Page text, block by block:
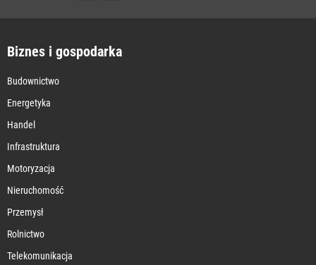
Biznes i gospodarka
Budownictwo
Energetyka
Handel
Infrastruktura
Motoryzacja
Nieruchomość
Przemysł
Rolnictwo
Telekomunikacja